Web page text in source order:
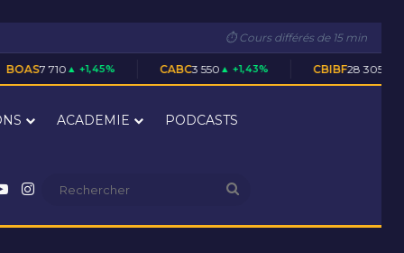
⏱ Cours différés de 15 min
CABC3 550 ▲ +1,43% CBIBF28 305 ▲ +0,02%
ACADEMIE PODCASTS
YouTube
Instagram